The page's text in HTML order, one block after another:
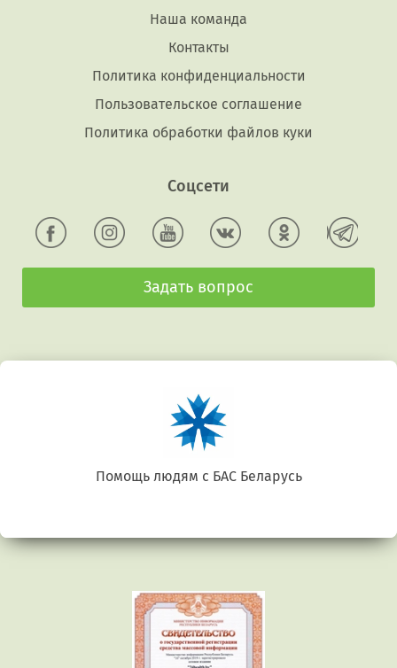
Наша команда
Контакты
Политика конфиденциальности
Пользовательское соглашение
Политика обработки файлов куки
Соцсети
Задать вопрос
Беларусь. Gluten free
Предыдущий